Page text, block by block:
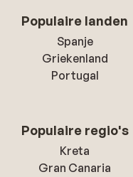
Populaire landen
Spanje
Griekenland
Portugal
Populaire regio's
Kreta
Gran Canaria